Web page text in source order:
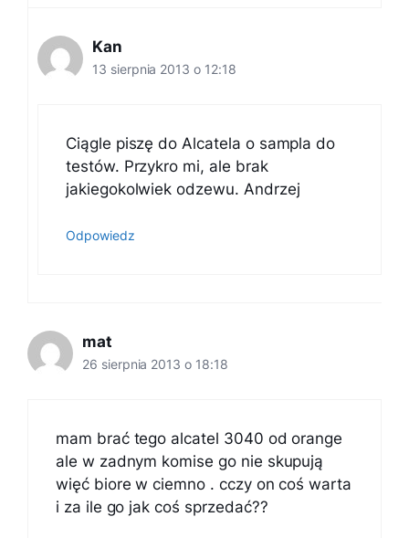
Kan
13 sierpnia 2013 o 12:18
Ciągle piszę do Alcatela o sampla do
testów. Przykro mi, ale brak
jakiegokolwiek odzewu. Andrzej
Odpowiedz
mat
26 sierpnia 2013 o 18:18
mam brać tego alcatel 3040 od orange
ale w zadnym komise go nie skupują
więć biore w ciemno . cczy on coś warta
i za ile go jak coś sprzedać??